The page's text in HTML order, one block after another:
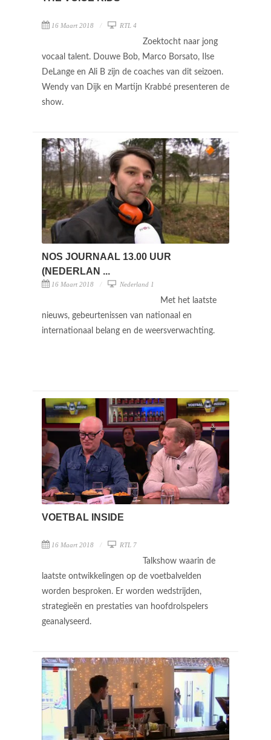
16 Maart 2018 RTL 4
Zoektocht naar jong
vocaal talent. Douwe Bob, Marco Borsato, Ilse
DeLange en Ali B zijn de coaches van dit seizoen.
Wendy van Dijk en Martijn Krabbé presenteren de
show.
NOS JOURNAAL 13.00 UUR
(NEDERLAN ...
16 Maart 2018 Nederland 1
Met het laatste
nieuws, gebeurtenissen van nationaal en
internationaal belang en de weersverwachting.
VOETBAL INSIDE
16 Maart 2018 RTL 7
Talkshow waarin de
laatste ontwikkelingen op de voetbalvelden
worden besproken. Er worden wedstrijden,
strategieën en prestaties van hoofdrolspelers
geanalyseerd.